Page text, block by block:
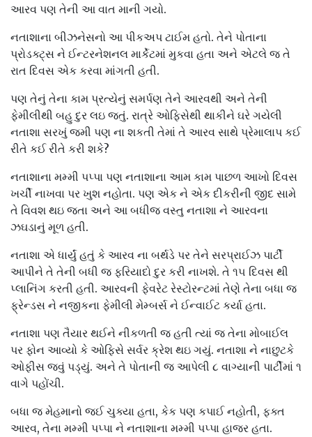
આરવ પણ તેની આ વાત માની ગયો.
નતાશાના બીઝનેસનો આ પીકઅપ ટાઈમ હતો. તેને પોતાના
પ્રોડક્ટ્સ ને ઈન્ટરનેશનલ માર્કેટમાં મુકવા હતા અને એટલે જ તે
રાત દિવસ એક કરવા માંગતી હતી.
પણ તેનું તેના કામ પ્રત્યેનું સમર્પણ તેને આરવથી અને તેની
ફેમીલીથી બહુ દુર લઇ જતું. રાત્રે ઓફિસેથી થાકીને ઘરે ગયેલી
નતાશા સરખું જમી પણ ના શકતી તેમાં તે આરવ સાથે પ્રેમાલાપ કઈ
રીતે કઈ રીતે કરી શકે?
નતાશાના મમ્મી પપ્પા પણ નતાશાના આમ કામ પાછળ આખો દિવસ
ખર્ચી નાખવા પર ખુશ નહોતા. પણ એક ને એક દીકરીની જીદ સામે
તે વિવશ થઇ જતા અને આ બધીજ વસ્તુ નતાશા ને આરવના
ઝઘડાનું મૂળ હતી.
નતાશા એ ધાર્યું હતું કે આરવ ના બર્થડે પર તેને સરપ્રાઈઝ પાર્ટી
આપીને તે તેની બધી જ ફરિયાદો દુર કરી નાખશે. તે ૧૫ દિવસ થી
પ્લાનિંગ કરતી હતી. આરવની ફેવરેટ રેસ્ટોરન્ટમાં તેણે તેના બધા જ
ફ્રેન્ડસ ને નજીકના ફેમીલી મેમ્બર્સ ને ઈન્વાઈટ કર્યા હતા.
નતાશા પણ તૈયાર થઈને નીકળતી જ હતી ત્યાં જ તેના મોબાઈલ
પર ફોન આવ્યો કે ઓફિસે સર્વર ક્રેશ થઇ ગયું. નતાશા ને નાછુટકે
ઓફીસ જવું પડ્યું. અને તે પોતાની જ આપેલી ૮ વાગ્યાની પાર્ટીમાં ૧
વાગે પહોંચી.
બધા જ મેહમાનો જઈ ચુક્યા હતા, કેક પણ કપાઈ નહોતી, ફક્ત
આરવ, તેના મમ્મી પપ્પા ને નતાશાના મમ્મી પપ્પા હાજર હતા.